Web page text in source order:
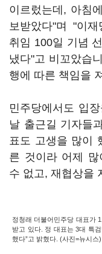
이르렀는데, 아침
보받았다"며 "이
취임 100일 기념
냈다"고 비꼬았습
행에 따른 책임을
민주당에서도 입
날 출근길 기자들
표도 고생을 많이
른 것이라 어제 많
수 없고, 재협상을
정청래 더불어민주당 대표가
받고 있다. 정 대표는 3대 특
했다”고 밝혔다. (사진=뉴시스)